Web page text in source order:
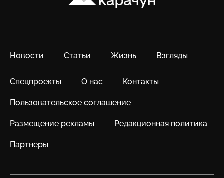
Новости Статьи Жизнь Взгляды
Спецпроекты О нас Контакты
Пользовательское соглашение
Размещение рекламы Редакционная политика
Партнеры